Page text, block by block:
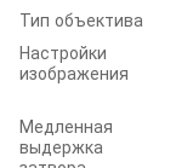
Тип объектива
Настройки
изображения
Медленная
выдержка